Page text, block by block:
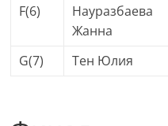
F(6)
Науразбаева
Жанна
G(7) Тен Юлия